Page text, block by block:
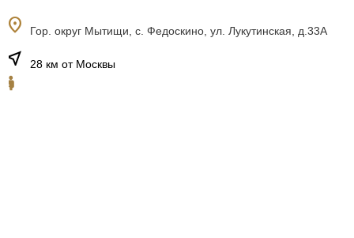
location_on Гор. округ Мытищи, с. Федоскино, ул. Лукутинская, д.33А
near_me 28 км от Москвы